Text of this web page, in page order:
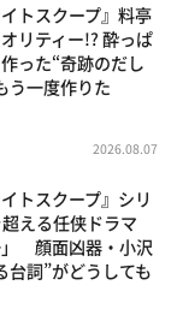
イトスクープ』料亭
リティー!? 酔っぱ
った“奇跡のだし
う一度作りた
2026.08.07
イトスクープ』シリ
える任侠ドラマ
」 顔面凶器・小沢
台詞”がどうしても